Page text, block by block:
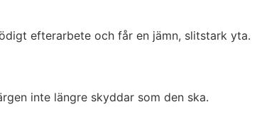
efterarbete och får en jämn, slitstark yta.
inte längre skyddar som den ska.